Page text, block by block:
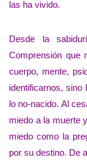
las ha vivido.
Desde la
Comprensión que
cuerpo, mente,
identificarnos, sino
lo no-nacido. Al
miedo a la muerte
miedo como la
por su destino. De